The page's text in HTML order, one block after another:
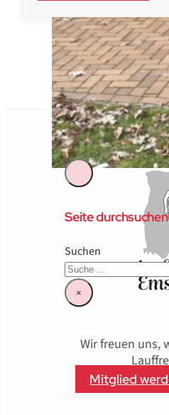
Der Verein
Über Uns
Satzung
Kontakt
Seite durchsuchen
Suchen
×
Wir freuen uns,
Mitglied